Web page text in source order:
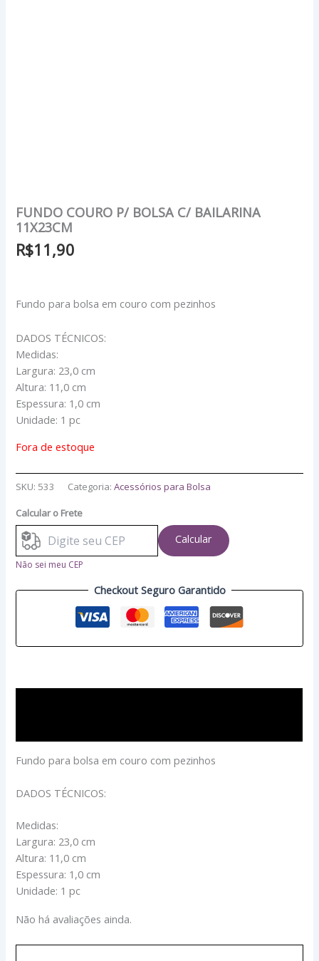
FUNDO COURO P/ BOLSA C/ BAILARINA
11X23CM
R$11,90
Fundo para bolsa em couro com pezinhos
DADOS TÉCNICOS:
Medidas:
Largura: 23,0 cm
Altura: 11,0 cm
Espessura: 1,0 cm
Unidade: 1 pc
Fora de estoque
SKU: 533 Categoria:Acessórios para Bolsa
Calcular o Frete
Calcular
Não sei meu CEP
Checkout Seguro Garantido
Fundo para bolsa em couro com pezinhos
DADOS TÉCNICOS:
Medidas:
Largura: 23,0 cm
Altura: 11,0 cm
Espessura: 1,0 cm
Unidade: 1 pc
Não há avaliações ainda.